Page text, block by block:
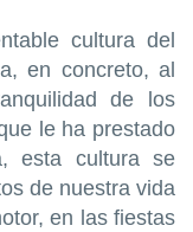
cultura del
en concreto, al
de los
le ha prestado
esta cultura se
de nuestra vida
en las fiestas